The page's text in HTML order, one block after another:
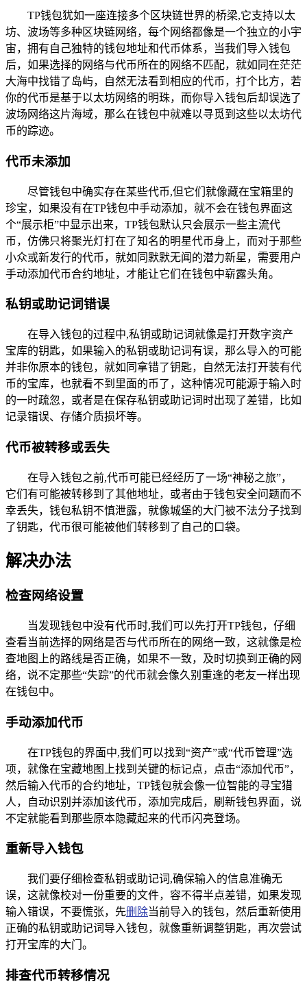
TP钱包犹如一座连接多个区块链世界的桥梁,它支持以太
坊、波场等多种区块链网络，每个网络都像是一个独立的小宇
宙，拥有自己独特的钱包地址和代币体系，当我们导入钱包
后，如果选择的网络与代币所在的网络不匹配，就如同在茫茫
大海中找错了岛屿，自然无法看到相应的代币，打个比方，若
你的代币是基于以太坊网络的明珠，而你导入钱包后却误选了
波场网络这片海域，那么在钱包中就难以寻觅到这些以太坊代
币的踪迹。
代币未添加
尽管钱包中确实存在某些代币,但它们就像藏在宝箱里的
珍宝，如果没有在TP钱包中手动添加，就不会在钱包界面这
个“展示柜”中显示出来，TP钱包默认只会展示一些主流代
币，仿佛只将聚光灯打在了知名的明星代币身上，而对于那些
小众或新发行的代币，就如同默默无闻的潜力新星，需要用户
手动添加代币合约地址，才能让它们在钱包中崭露头角。
私钥或助记词错误
在导入钱包的过程中,私钥或助记词就像是打开数字资产
宝库的钥匙，如果输入的私钥或助记词有误，那么导入的可能
并非你原本的钱包，就如同拿错了钥匙，自然无法打开装有代
币的宝库，也就看不到里面的币了，这种情况可能源于输入时
的一时疏忽，或者是在保存私钥或助记词时出现了差错，比如
记录错误、存储介质损坏等。
代币被转移或丢失
在导入钱包之前,代币可能已经经历了一场“神秘之旅”，
它们有可能被转移到了其他地址，或者由于钱包安全问题而不
幸丢失，钱包私钥不慎泄露，就像城堡的大门被不法分子找到
了钥匙，代币很可能被他们转移到了自己的口袋。
解决办法
检查网络设置
当发现钱包中没有代币时,我们可以先打开TP钱包，仔细
查看当前选择的网络是否与代币所在的网络一致，这就像是检
查地图上的路线是否正确，如果不一致，及时切换到正确的网
络，说不定那些“失踪”的代币就会像久别重逢的老友一样出现
在钱包中。
手动添加代币
在TP钱包的界面中,我们可以找到“资产”或“代币管理”选
项，就像在宝藏地图上找到关键的标记点，点击“添加代币”，
然后输入代币的合约地址，TP钱包就会像一位智能的寻宝猎
人，自动识别并添加该代币，添加完成后，刷新钱包界面，说
不定就能看到那些原本隐藏起来的代币闪亮登场。
重新导入钱包
我们要仔细检查私钥或助记词,确保输入的信息准确无
误，这就像校对一份重要的文件，容不得半点差错，如果发现
输入错误，不要慌张，先删除当前导入的钱包，然后重新使用
正确的私钥或助记词导入钱包，就像重新调整钥匙，再次尝试
打开宝库的大门。
排查代币转移情况